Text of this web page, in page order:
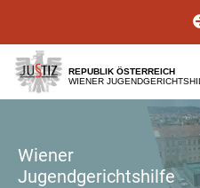
[1]
[2]
[3]
REPUBLIK ÖSTERREICH
WIENER
Wiener
Jugendgerichtshilfe